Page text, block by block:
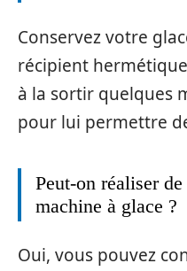
Conservez votre
récipient
à la sortir quelques
pour lui permettre
Peut-on réaliser
machine à glace ?
Oui, vous pouvez